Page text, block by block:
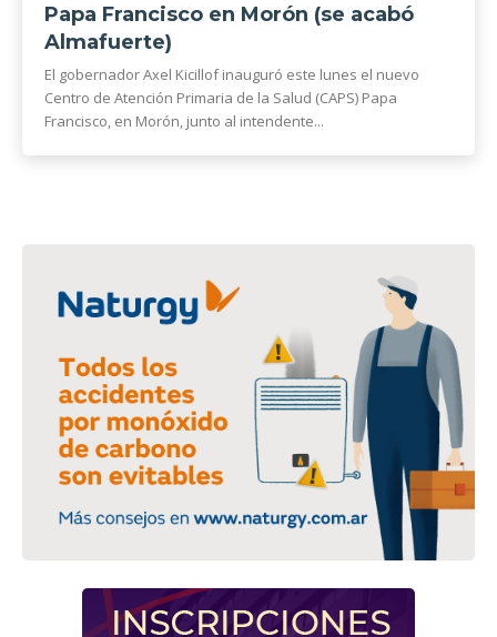
Papa Francisco en Morón (se acabó
Almafuerte)
El gobernador Axel Kicillof inauguró este lunes el nuevo
Centro de Atención Primaria de la Salud (CAPS) Papa
Francisco, en Morón, junto al intendente...